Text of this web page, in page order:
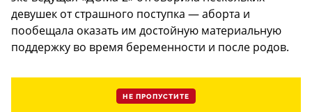
девушек от страшного поступка — аборта и
пообещала оказать им достойную материальную
поддержку во время беременности и после родов.
НЕ ПРОПУСТИТЕ